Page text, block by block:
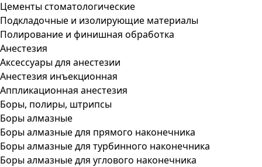
Цементы стоматологические
Подкладочные и изолирующие материалы
Полирование и финишная обработка
Анестезия
Аксессуары для анестезии
Анестезия инъекционная
Аппликационная анестезия
Боры, полиры, штрипсы
Боры алмазные
Боры алмазные для прямого наконечника
Боры алмазные для турбинного наконечника
Боры алмазные для углового наконечника